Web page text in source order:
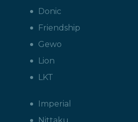
Donic
Friendship
Gewo
Lion
LKT
Imperial
Nittaku